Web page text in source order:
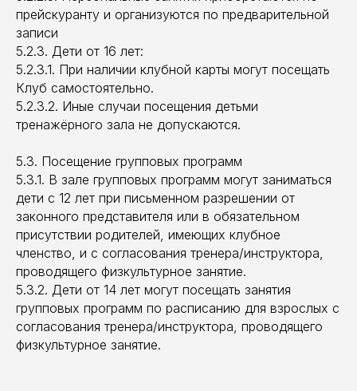
прейскуранту и организуются по предварительной
записи
5.2.3. Дети от 16 лет:
5.2.3.1. При наличии клубной карты могут посещать
Клуб самостоятельно.
5.2.3.2. Иные случаи посещения детьми
тренажёрного зала не допускаются.
5.3. Посещение групповых программ
5.3.1. В зале групповых программ могут заниматься
дети с 12 лет при письменном разрешении от
законного представителя или в обязательном
присутствии родителей, имеющих клубное
членство, и c согласования тренера/инструктора,
проводящего физкультурное занятие.
5.3.2. Дети от 14 лет могут посещать занятия
групповых программ по расписанию для взрослых c
согласования тренера/инструктора, проводящего
физкультурное занятие.